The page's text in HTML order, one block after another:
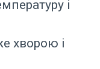
і
хворою і